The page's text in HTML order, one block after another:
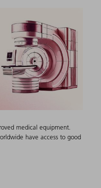
medical equipment.
have access to good